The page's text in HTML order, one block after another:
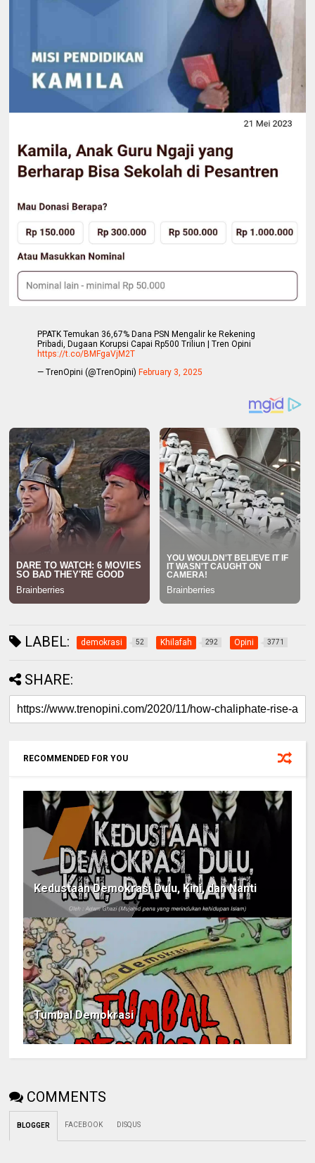
PPATK Temukan 36,67% Dana PSN Mengalir ke Rekening
Pribadi, Dugaan Korupsi Capai Rp500 Triliun | Tren Opini
https://t.co/BMFgaVjM2T
— TrenOpini (@TrenOpini)February 3, 2025
LABEL: demokrasi 52 Khilafah 292 Opini 3771
SHARE:
RECOMMENDED FOR YOU
Kedustaan Demokrasi Dulu, Kini, dan Nanti
Tumbal Demokrasi
COMMENTS
BLOGGER FACEBOOK DISQUS